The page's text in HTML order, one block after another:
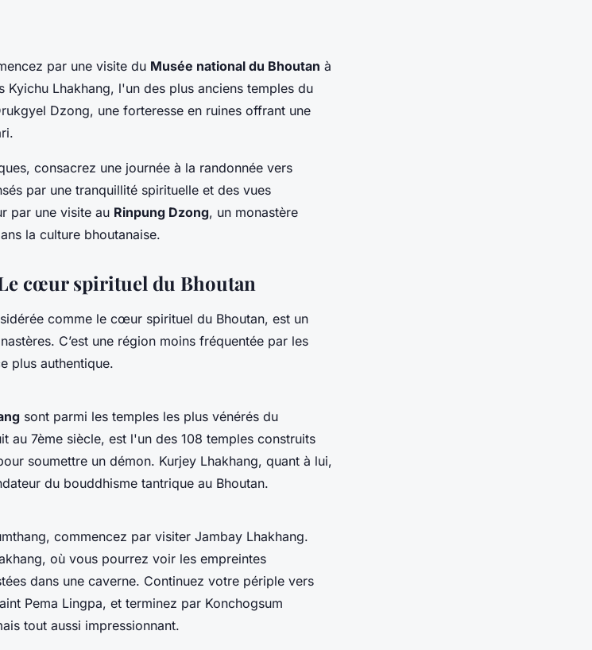
par une visite du Musée national du Bhoutan à
Lhakhang, l'un des plus anciens temples du
Dzong, une forteresse en ruines offrant une
consacrez une journée à la randonnée vers
par une tranquillité spirituelle et des vues
par une visite au Rinpung Dzong, un monastère
la culture bhoutanaise.
cœur spirituel du Bhoutan
comme le cœur spirituel du Bhoutan, est un
C’est une région moins fréquentée par les
plus authentique.
sont parmi les temples les plus vénérés du
au 7ème siècle, est l'un des 108 temples construits
soumettre un démon. Kurjey Lhakhang, quant à lui,
du bouddhisme tantrique au Bhoutan.
commencez par visiter Jambay Lhakhang.
où vous pourrez voir les empreintes
dans une caverne. Continuez votre périple vers
Pema Lingpa, et terminez par Konchogsum
tout aussi impressionnant.